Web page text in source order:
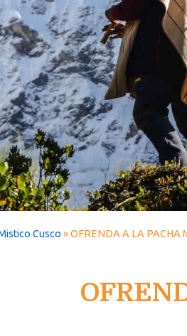
Cusco »OFRENDA A LA PACHA